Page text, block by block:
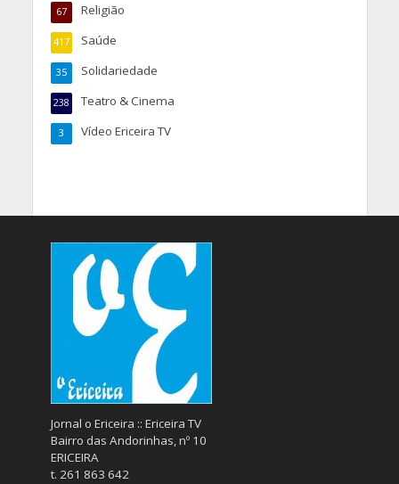
Religião
67
Saúde
417
Solidariedade
35
Teatro & Cinema
238
Vídeo Ericeira TV
3
Jornal o Ericeira :: Ericeira TV
Bairro das Andorinhas, nº 10
ERICEIRA
t. 261 863 642